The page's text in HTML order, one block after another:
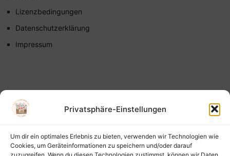
Privatsphäre-Einstellungen
Um dir ein optimales Erlebnis zu bieten, verwenden wir Technologien wie
Cookies, um Geräteinformationen zu speichern und/oder darauf
Lizenzbedingungen
Datenschutzerklärung
Impressum